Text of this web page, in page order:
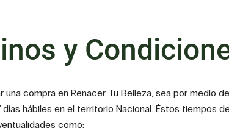
y
una compra en Renacer Tu Belleza, sea por
días hábiles en el territorio Nacional. Éstos tiempos
como: